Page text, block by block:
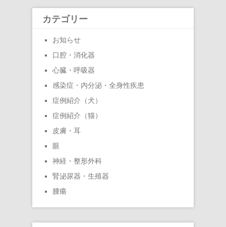
カテゴリー
お知らせ
口腔・消化器
心臓・呼吸器
感染症・内分泌・全身性疾患
症例紹介（犬）
症例紹介（猫）
皮膚・耳
眼
神経・整形外科
腎泌尿器・生殖器
腫瘍